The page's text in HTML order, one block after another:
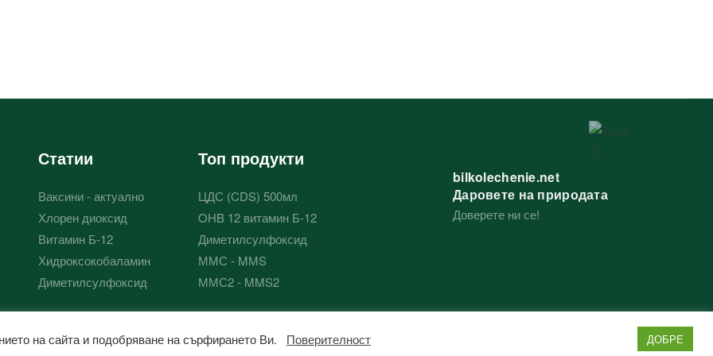
Статии
Ваксини - актуално
Хлорен диоксид
Витамин Б-12
Хидроксокобаламин
Диметилсулфоксид
Топ продукти
ЦДС (CDS) 500мл
OHB 12 витамин Б-12
Диметилсулфоксид
ММС - MMS
ММС2 - MMS2
bilkolechenie.net
Даровете на природата
Доверете ни се!
на сайта и подобряване на сърфирането Ви. Поверителност ДОБРЕ